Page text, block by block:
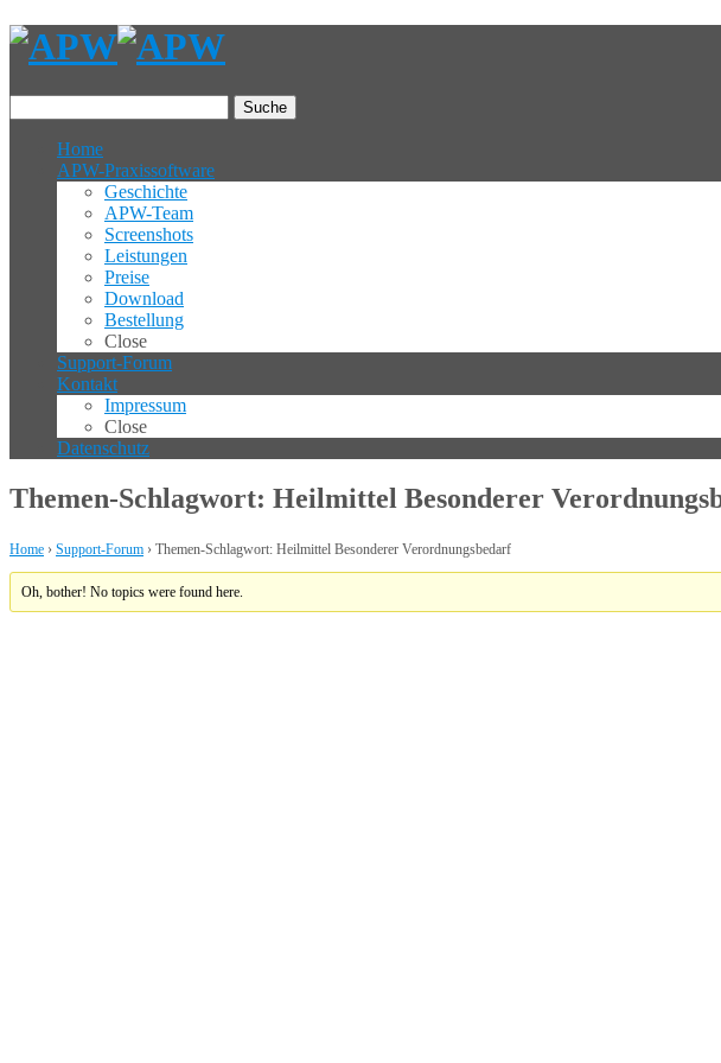
Suche
Home
APW-Praxissoftware
Geschichte
APW-Team
Screenshots
Leistungen
Preise
Download
Bestellung
Close
Support-Forum
Kontakt
Impressum
Close
Datenschutz
Themen-Schlagwort: Heilmittel Besonderer
Home › Support-Forum › Themen-Schlagwort: Heilmittel Besonderer Verordnungsbedarf
Oh, bother! No topics were found here.